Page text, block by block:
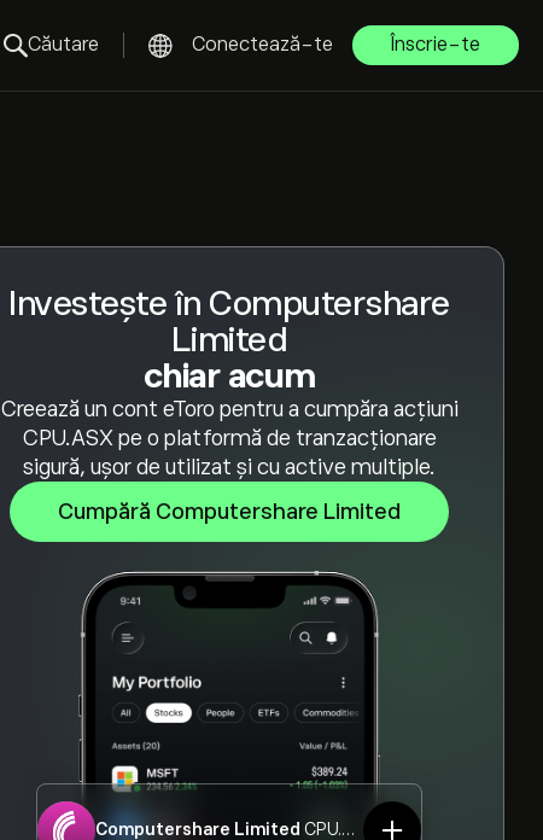
Căutare Conectează-te Înscrie-te
Investește în Computershare
Limited
chiar acum
Creează un cont eToro pentru a cumpăra acțiuni
CPU.ASX pe o platformă de tranzacționare
sigură, ușor de utilizat și cu active multiple.
Cumpără Computershare Limited
Computershare Limited CPU.ASX